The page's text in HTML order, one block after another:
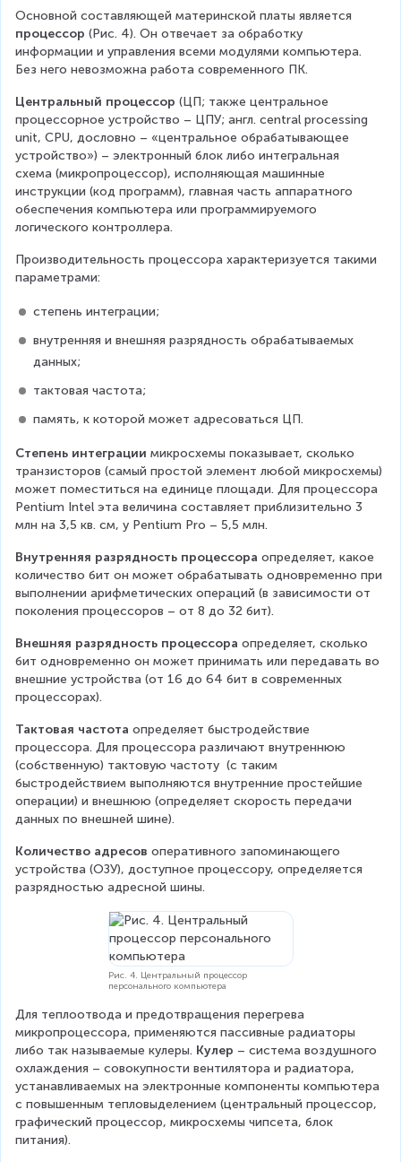
Основной составляющей материнской платы является
процессор (Рис. 4). Он отвечает за обработку
информации и управления всеми модулями компьютера.
Без него невозможна работа современного ПК.
Центральный процессор (ЦП; также центральное
процессорное устройство – ЦПУ; англ. central processing
unit, CPU, дословно – «центральное обрабатывающее
устройство») – электронный блок либо интегральная
схема (микропроцессор), исполняющая машинные
инструкции (код программ), главная часть аппаратного
обеспечения компьютера или программируемого
логического контроллера.
Производительность процессора характеризуется такими
параметрами:
степень интеграции;
внутренняя и внешняя разрядность обрабатываемых
данных;
тактовая частота;
память, к которой может адресоваться ЦП.
Степень интеграции микросхемы показывает, сколько
транзисторов (самый простой элемент любой микросхемы)
может поместиться на единице площади. Для процессора
Pentium Intel эта величина составляет приблизительно 3
млн на 3,5 кв. см, у Pentium Pro – 5,5 млн.
Внутренняя разрядность процессора определяет, какое
количество бит он может обрабатывать одновременно при
выполнении арифметических операций (в зависимости от
поколения процессоров – от 8 до 32 бит).
Внешняя разрядность процессора определяет, сколько
бит одновременно он может принимать или передавать во
внешние устройства (от 16 до 64 бит в современных
процессорах).
Тактовая частота определяет быстродействие
процессора. Для процессора различают внутреннюю
(собственную) тактовую частоту  (с таким
быстродействием выполняются внутренние простейшие
операции) и внешнюю (определяет скорость передачи
данных по внешней шине).
Количество адресов оперативного запоминающего
устройства (ОЗУ), доступное процессору, определяется
разрядностью адресной шины.
Рис. 4. Центральный процессор
персонального компьютера
Для теплоотвода и предотвращения перегрева
микропроцессора, применяются пассивные радиаторы
либо так называемые кулеры. Кулер – система воздушного
охлаждения – совокупности вентилятора и радиатора,
устанавливаемых на электронные компоненты компьютера
с повышенным тепловыделением (центральный процессор,
графический процессор, микросхемы чипсета, блок
питания).